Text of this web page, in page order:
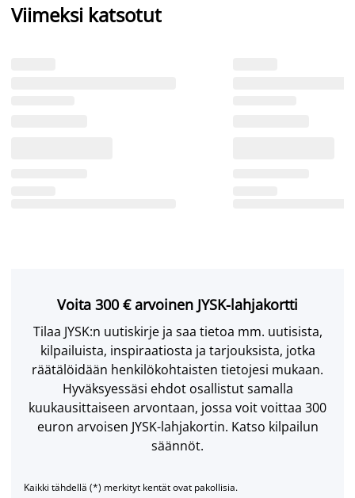
Viimeksi katsotut
Voita 300 € arvoinen JYSK-lahjakortti
Tilaa JYSK:n uutiskirje ja saa tietoa mm. uutisista,
kilpailuista, inspiraatiosta ja tarjouksista, jotka
räätälöidään henkilökohtaisten tietojesi mukaan.
Hyväksyessäsi ehdot osallistut samalla
kuukausittaiseen arvontaan, jossa voit voittaa 300
euron arvoisen JYSK-lahjakortin. Katso kilpailun
säännöt.
Kaikki tähdellä (*) merkityt kentät ovat pakollisia.